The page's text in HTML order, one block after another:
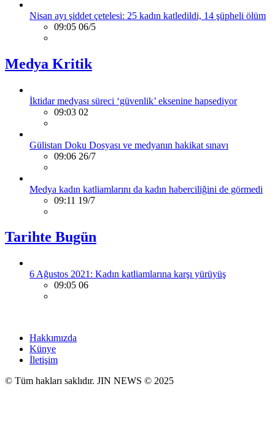
Nisan ayı şiddet çetelesi: 25 kadın katledildi, 14 şüpheli ölüm
09:05 06/5
Medya Kritik
İktidar medyası süreci ‘güvenlik’ eksenine hapsediyor
09:03 02
Gülistan Doku Dosyası ve medyanın hakikat sınavı
09:06 26/7
Medya kadın katliamlarını da kadın haberciliğini de görmedi
09:11 19/7
Tarihte Bugün
6 Ağustos 2021: Kadın katliamlarına karşı yürüyüş
09:05 06
Hakkımızda
Künye
İletişim
© Tüm hakları saklıdır. JIN NEWS © 2025